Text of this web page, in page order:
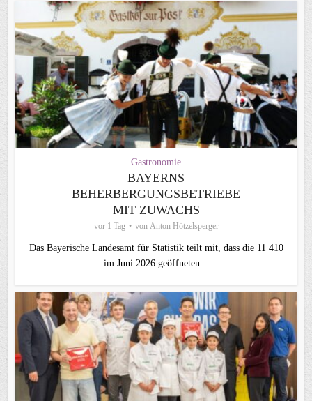
Gastronomie
BAYERNS
BEHERBERGUNGSBETRIEBE
MIT ZUWACHS
vor 1 Tag von Anton Hötzelsperger
Das Bayerische Landesamt für Statistik teilt mit, dass die 11 410
im Juni 2026 geöffneten...